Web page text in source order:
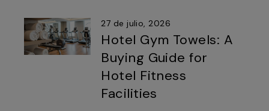
27 de julio, 2026
Hotel Gym Towels: A
Buying Guide for
Hotel Fitness
Facilities